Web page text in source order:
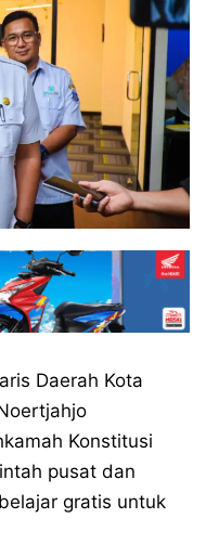
Daerah Kota
Konstitusi
pusat dan
gratis untuk